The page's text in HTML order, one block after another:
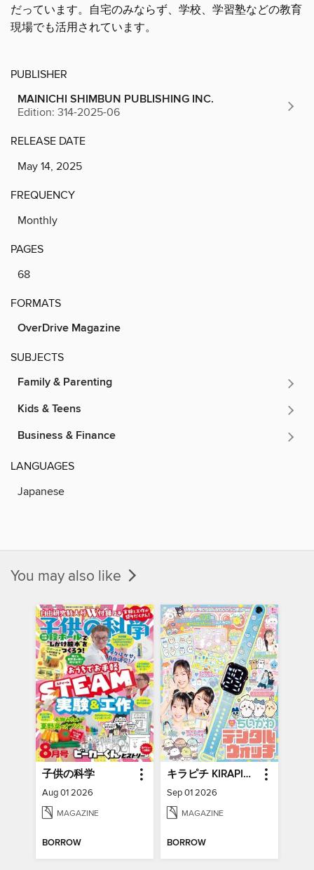
だっています。自宅のみならず、学校、学習塾などの教育
現場でも活用されています。
PUBLISHER
MAINICHI SHIMBUN PUBLISHING INC.
Edition: 314-2025-06
RELEASE DATE
May 14, 2025
FREQUENCY
Monthly
PAGES
68
FORMATS
OverDrive Magazine
SUBJECTS
Family & Parenting
Kids & Teens
Business & Finance
LANGUAGES
Japanese
You may also like
子供の科学
Aug 01 2026
MAGAZINE
BORROW
キラピチ KIRAPICHI(Library)
Sep 01 2026
MAGAZINE
BORROW